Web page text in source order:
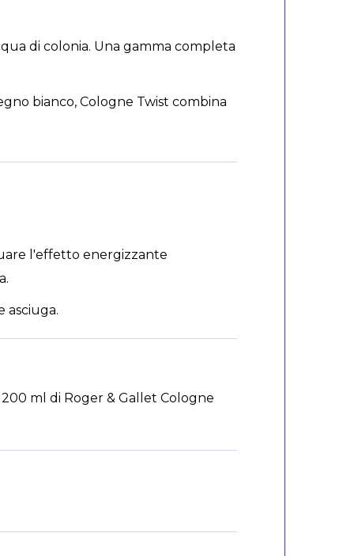
di colonia. Una gamma completa
bianco, Cologne Twist combina
l'effetto energizzante
asciuga.
ml di Roger & Gallet Cologne